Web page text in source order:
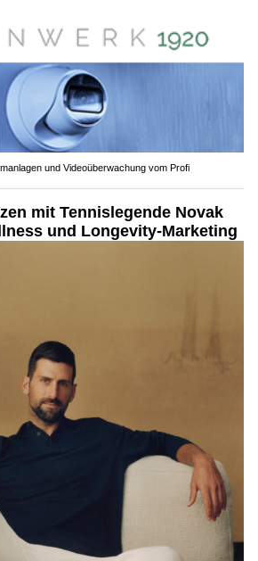
und Videoüberwachung vom Profi
mit Tennislegende Novak
und Longevity-Marketing